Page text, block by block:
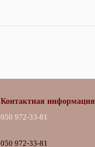
Контактная информация
050 972-33-81
050 972-33-81